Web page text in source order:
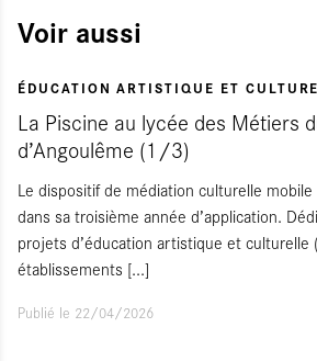
Voir aussi
ÉDUCATION ARTISTIQUE ET
La Piscine au lycée des Métiers
d’Angoulême (1/3)
Le dispositif de médiation culturelle
dans sa troisième année d’application.
projets d’éducation artistique et culturelle
établissements [...]
Publié le 22/04/2026